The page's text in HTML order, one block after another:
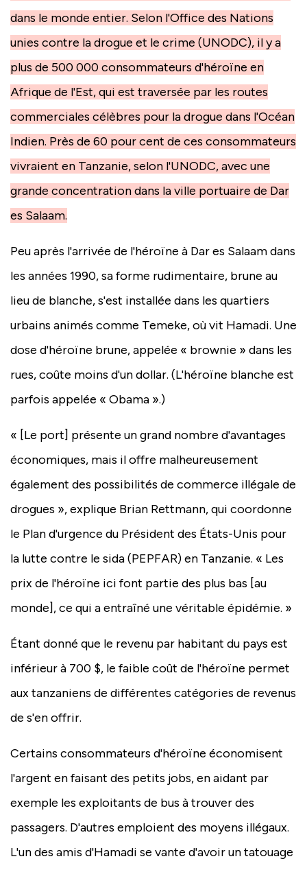
dans le monde entier. Selon l'Office des Nations
unies contre la drogue et le crime (UNODC), il y a
plus de 500 000 consommateurs d'héroïne en
Afrique de l'Est, qui est traversée par les routes
commerciales célèbres pour la drogue dans l'Océan
Indien. Près de 60 pour cent de ces consommateurs
vivraient en Tanzanie, selon l'UNODC, avec une
grande concentration dans la ville portuaire de Dar
es Salaam.
Peu après l'arrivée de l'héroïne à Dar es Salaam dans
les années 1990, sa forme rudimentaire, brune au
lieu de blanche, s'est installée dans les quartiers
urbains animés comme Temeke, où vit Hamadi. Une
dose d'héroïne brune, appelée « brownie » dans les
rues, coûte moins d'un dollar. (L'héroïne blanche est
parfois appelée « Obama ».)
« [Le port] présente un grand nombre d'avantages
économiques, mais il offre malheureusement
également des possibilités de commerce illégale de
drogues », explique Brian Rettmann, qui coordonne
le Plan d'urgence du Président des États-Unis pour
la lutte contre le sida (PEPFAR) en Tanzanie. « Les
prix de l'héroïne ici font partie des plus bas [au
monde], ce qui a entraîné une véritable épidémie. »
Étant donné que le revenu par habitant du pays est
inférieur à 700 $, le faible coût de l'héroïne permet
aux tanzaniens de différentes catégories de revenus
de s'en offrir.
Certains consommateurs d'héroïne économisent
l'argent en faisant des petits jobs, en aidant par
exemple les exploitants de bus à trouver des
passagers. D'autres emploient des moyens illégaux.
L'un des amis d'Hamadi se vante d'avoir un tatouage